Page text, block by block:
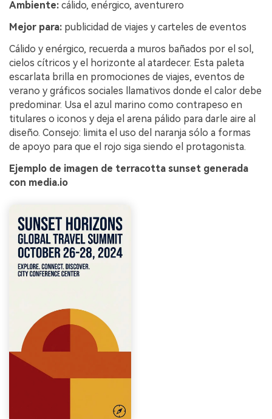
Ambiente: cálido, enérgico, aventurero
Mejor para: publicidad de viajes y carteles de eventos
Cálido y enérgico, recuerda a muros bañados por el sol,
cielos cítricos y el horizonte al atardecer. Esta paleta
escarlata brilla en promociones de viajes, eventos de
verano y gráficos sociales llamativos donde el calor debe
predominar. Usa el azul marino como contrapeso en
titulares o iconos y deja el arena pálido para darle aire al
diseño. Consejo: limita el uso del naranja sólo a formas
de apoyo para que el rojo siga siendo el protagonista.
Ejemplo de imagen de terracotta sunset generada
con media.io